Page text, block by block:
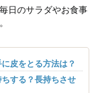
日のサラダやお食事
皮をとる方法は？
する？長持ちさせ